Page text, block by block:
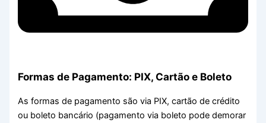
Formas de Pagamento: PIX, Cartão e Boleto
As formas de pagamento são via PIX, cartão de crédito
ou boleto bancário (pagamento via boleto pode demorar